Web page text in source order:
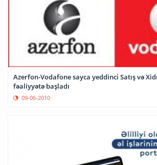
Azerfon-Vodafone sayca yeddinci Satış və
fəaliyyətə başladı
09-06-2010